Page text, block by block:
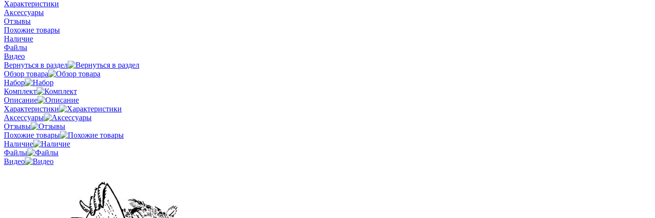
Характеристики
Аксессуары
Отзывы
Похожие товары
Наличие
Файлы
Видео
Вернуться в раздел
Обзор товара
Набор
Комплект
Описание
Характеристики
Аксессуары
Отзывы
Похожие товары
Наличие
Файлы
Видео